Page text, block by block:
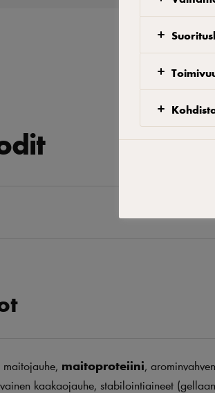
maitojauhe, maitoproteiini,
kaakaojauhe, stabilointiaineet